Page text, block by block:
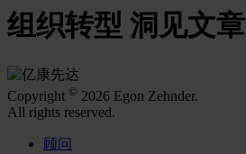
组织转型 洞见文章
Copyright © 2026 Egon Zehnder.
All rights reserved.
顾问